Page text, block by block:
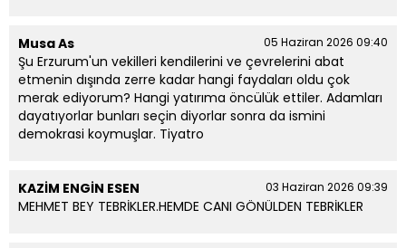
Musa As 05 Haziran 2026 09:40
Şu Erzurum'un vekilleri kendilerini ve çevrelerini abat
etmenin dışında zerre kadar hangi faydaları oldu çok
merak ediyorum? Hangi yatırıma öncülük ettiler. Adamları
dayatıyorlar bunları seçin diyorlar sonra da ismini
demokrasi koymuşlar. Tiyatro
KAZİM ENGİN ESEN 03 Haziran 2026 09:39
MEHMET BEY TEBRİKLER.HEMDE CANI GÖNÜLDEN TEBRİKLER